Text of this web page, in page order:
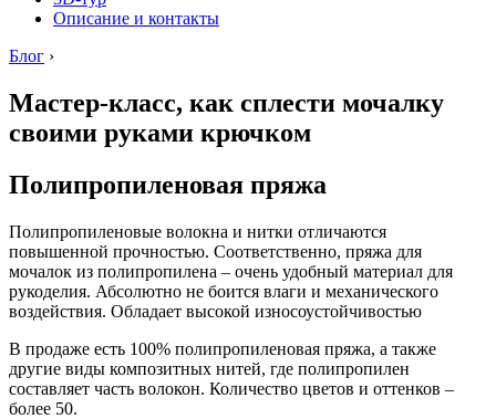
Описание и контакты
Блог ›
Мастер-класс, как сплести мочалку
своими руками крючком
Полипропиленовая пряжа
Полипропиленовые волокна и нитки отличаются
повышенной прочностью. Соответственно, пряжа для
мочалок из полипропилена – очень удобный материал для
рукоделия. Абсолютно не боится влаги и механического
воздействия. Обладает высокой износоустойчивостью
В продаже есть 100% полипропиленовая пряжа, а также
другие виды композитных нитей, где полипропилен
составляет часть волокон. Количество цветов и оттенков –
более 50.